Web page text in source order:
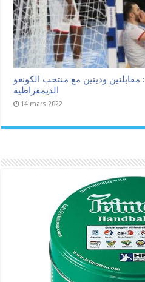
كأس إفريقيا 2022 : مقابلتين وديتين مع منتخب الكونغو
الديمقراطية
14 mars 2022